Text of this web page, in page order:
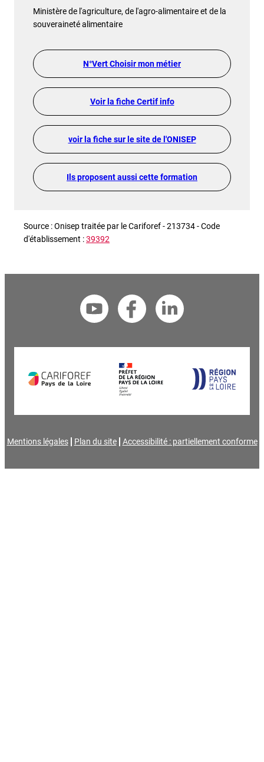
Ministère de l'agriculture, de l'agro-alimentaire et de la
souveraineté alimentaire
N°Vert Choisir mon métier
Voir la fiche Certif info
voir la fiche sur le site de l'ONISEP
Ils proposent aussi cette formation
Source : Onisep traitée par le Cariforef - 213734 - Code
d'établissement :39392
Mentions légales Plan du site Accessibilité : partiellement conforme